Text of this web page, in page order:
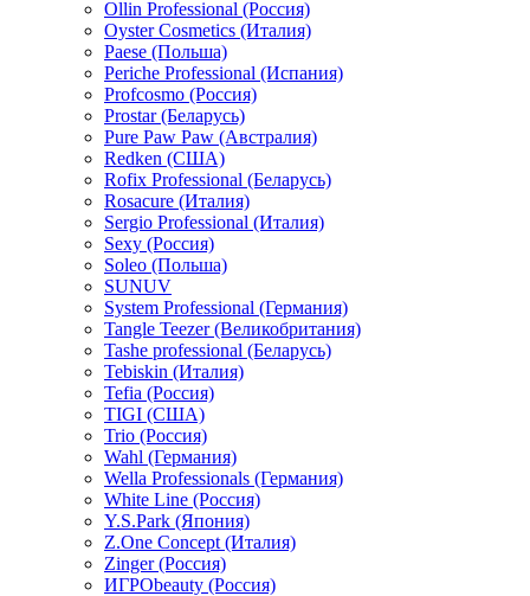
Ollin Professional (Россия)
Oyster Cosmetics (Италия)
Paese (Польша)
Periche Professional (Испания)
Profcosmo (Россия)
Prostar (Беларусь)
Pure Paw Paw (Австралия)
Redken (США)
Rofix Professional (Беларусь)
Rosacure (Италия)
Sergio Professional (Италия)
Sexy (Россия)
Soleo (Польша)
SUNUV
System Professional (Германия)
Tangle Teezer (Великобритания)
Tashe professional (Беларусь)
Tebiskin (Италия)
Tefia (Россия)
TIGI (США)
Trio (Россия)
Wahl (Германия)
Wella Professionals (Германия)
White Line (Россия)
Y.S.Park (Япония)
Z.One Concept (Италия)
Zinger (Россия)
ИГРОbeauty (Россия)